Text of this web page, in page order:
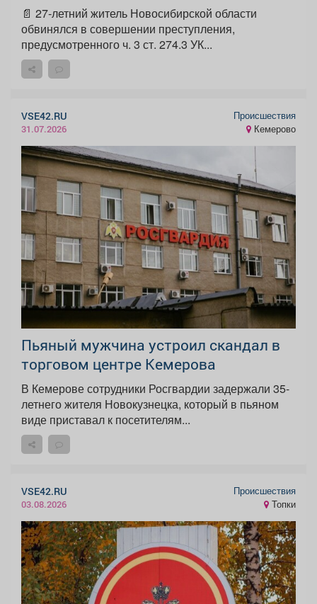
📄 27-летний житель Новосибирской области
обвинялся в совершении преступления,
предусмотренного ч. 3 ст. 274.3 УК...
VSE42.RU
31.07.2026
Происшествия
Кемерово
Пьяный мужчина устроил скандал в
торговом центре Кемерова
В Кемерове сотрудники Росгвардии задержали 35-
летнего жителя Новокузнецка, который в пьяном
виде приставал к посетителям...
VSE42.RU
03.08.2026
Происшествия
Топки